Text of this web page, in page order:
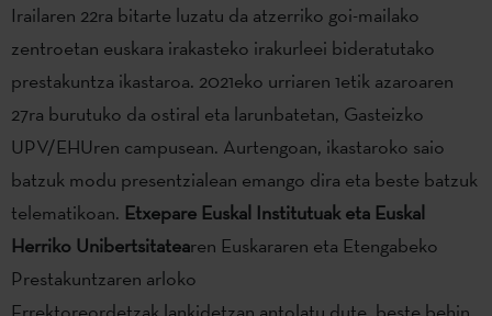
Irailaren 22ra bitarte luzatu da atzerriko goi-mailako
zentroetan euskara irakasteko irakurleei bideratutako
prestakuntza ikastaroa. 2021eko urriaren 1etik azaroaren
27ra burutuko da ostiral eta larunbatetan, Gasteizko
UPV/EHUren campusean. Aurtengoan, ikastaroko saio
batzuk modu presentzialean emango dira eta beste batzuk
telematikoan. Etxepare Euskal Institutuak eta Euskal
Herriko Unibertsitatearen Euskararen eta Etengabeko
Prestakuntzaren arloko
Errektoreordetzak lankidetzan antolatu dute, beste behin,